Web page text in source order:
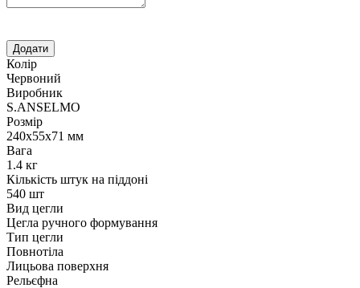
Колір
Червоний
Виробник
S.ANSELMO
Розмір
240х55х71 мм
Вага
1.4 кг
Кількість штук на піддоні
540 шт
Вид цегли
Цегла ручного формування
Тип цегли
Повнотіла
Лицьова поверхня
Рельєфна